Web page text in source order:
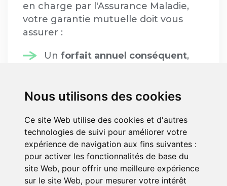
Nous utilisons des cookies
Ce site Web utilise des cookies et d'autres
technologies de suivi pour améliorer votre
expérience de navigation aux fins suivantes :
pour activer les fonctionnalités de base du
site Web, pour offrir une meilleure expérience
sur le site Web, pour mesurer votre intérêt
en charge par l'Assurance Maladie,
votre garantie mutuelle doit vous
assurer :
Un forfait annuel conséquent,
et les médecines douces, les
pédicures par exemple. Les
forfaits peuvent représenter des
remboursements allant de 60 €
à 250 €/an.
Un taux de remboursement de